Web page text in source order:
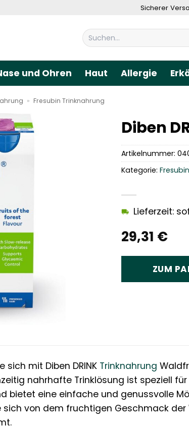
Sicherer
Suchen
nach:
und Ohren Haut Allergie
» Fresubin Trinknahrung
Diben
29,31 €
Lieferzeit:
ZUM
Artikelnummer:
Kategorie:
sich mit Diben DRINK Trinknahrung
nahrhafte Trinklösung ist speziell
bietet eine einfache und genussvolle
sich von dem fruchtigen Geschmack